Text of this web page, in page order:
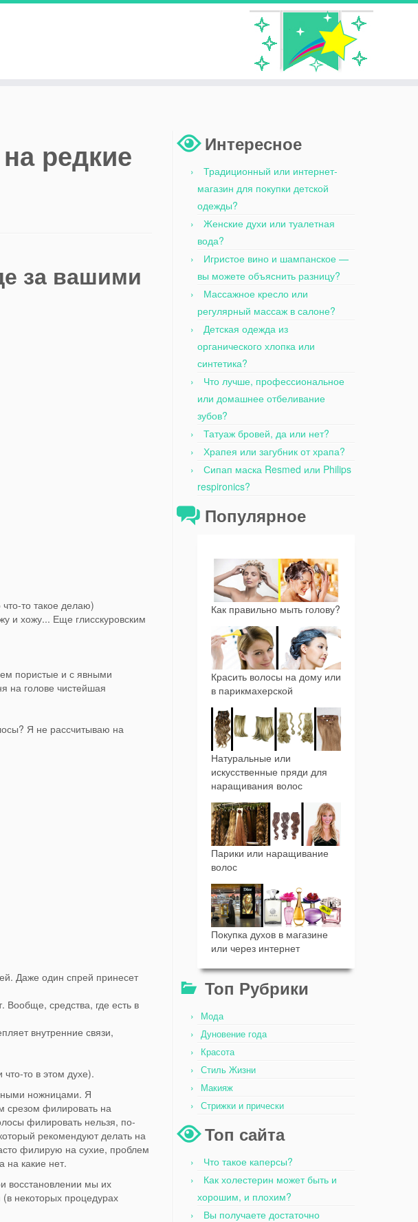
редкие
за вашими
то такое делаю)
и хожу... Еще глисскуровским
пористые и с явными
на голове чистейшая
Я не рассчитываю на
Даже один спрей принесет
Вообще, средства, где есть в
внутренние связи,
то в этом духе).
ножницами. Я
срезом филировать на
филировать нельзя, по-
рекомендуют делать на
филирую на сухие, проблем
на какие нет.
восстановлении мы их
некоторых процедурах
Интересное
Традиционный или интернет-
магазин для покупки детской
одежды?
Женские духи или туалетная
вода?
Игристое вино и шампанское —
вы можете объяснить разницу?
Массажное кресло или
регулярный массаж в салоне?
Детская одежда из
органического хлопка или
синтетика?
Что лучше, профессиональное
или домашнее отбеливание
зубов?
Татуаж бровей, да или нет?
Храпея или загубник от храпа?
Сипап маска Resmed или Philips
respironics?
Популярное
Как правильно мыть голову?
Красить волосы на дому или
в парикмахерской
Натуральные или
искусственные пряди для
наращивания волос
Парики или наращивание
волос
Покупка духов в магазине
или через интернет
Топ Рубрики
Мода
Дуновение года
Красота
Стиль Жизни
Макияж
Стрижки и прически
Топ сайта
Что такое каперсы?
Как холестерин может быть и
хорошим, и плохим?
Вы получаете достаточно